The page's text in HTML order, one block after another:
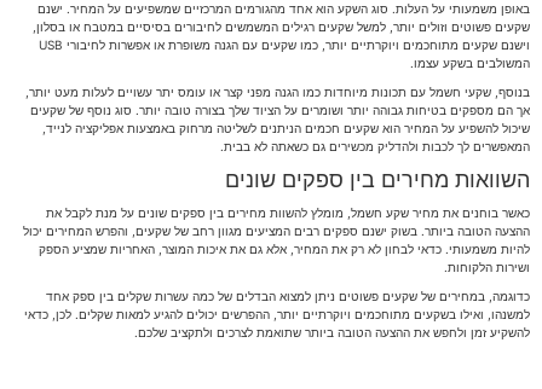
באופן משמעותי על העלות. סוג השקע הוא אחד מהגורמים המרכזיים שמשפיעים על המחיר. ישנם
שקעים פשוטים וזולים יותר, למשל שקעים רגילים המשמשים לחיבורים בסיסיים במטבח או בסלון,
וישנם שקעים מתוחכמים ויוקרתיים יותר, כמו שקעים עם הגנה משופרת או אפשרות לחיבורי USB
המשולבים בשקע עצמו.
בנוסף, שקעי חשמל עם תכונות מיוחדות כמו הגנה מפני קצר או עומס יתר עשויים לעלות מעט יותר,
אך הם מספקים בטיחות גבוהה יותר ושומרים על הציוד שלך בצורה טובה יותר. סוג נוסף של שקעים
שיכול להשפיע על המחיר הוא שקעים חכמים הניתנים לשליטה מרחוק באמצעות אפליקציה לנייד,
המאפשרים לך לכבות ולהדליק מכשירים גם כשאתה לא בבית.
השוואות מחירים בין ספקים שונים
כאשר בוחנים את מחיר שקע חשמל, מומלץ להשוות מחירים בין ספקים שונים על מנת לקבל את
ההצעה הטובה ביותר. בשוק ישנם ספקים רבים המציעים מגוון רחב של שקעים, והפרש המחירים יכול
להיות משמעותי. כדאי לבחון לא רק את המחיר, אלא גם את איכות המוצר, האחריות שמציע הספק
ושירות הלקוחות.
כדוגמה, במחירים של שקעים פשוטים ניתן למצוא הבדלים של כמה עשרות שקלים בין ספק אחד
למשנהו, ואילו בשקעים מתוחכמים ויוקרתיים יותר, ההפרשים יכולים להגיע למאות שקלים. לכן, כדאי
להשקיע זמן ולחפש את ההצעה הטובה ביותר שתואמת לצרכים ולתקציב שלכם.